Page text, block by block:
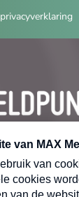
privacyverklaring